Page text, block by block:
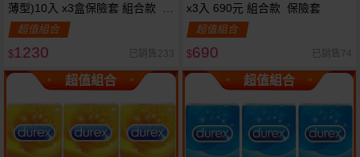
薄型)10入 x3盒保險套 組合款 保
險套
超值組合
$1230 已銷售233
x3入 690元 組合款 保險套
超值組合
$690 已銷售74
超值組合 超值組合